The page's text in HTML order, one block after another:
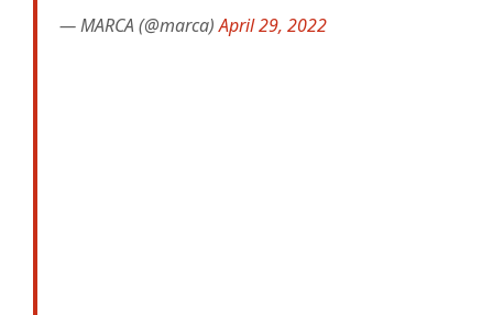
— MARCA (@marca)April 29, 2022